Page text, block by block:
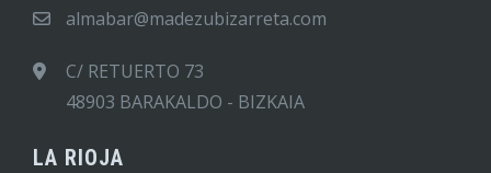
almabar@madezubizarreta.com
C/ RETUERTO 73
48903 BARAKALDO - BIZKAIA
LA RIOJA